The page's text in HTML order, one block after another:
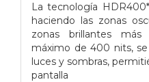
La tecnología
haciendo las zonas
zonas brillantes
máximo de 400 nits,
luces y sombras,
pantalla